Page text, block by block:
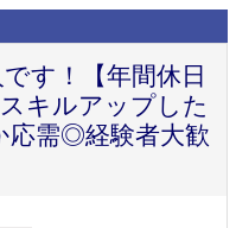
す！【年間休日
キルアップした
応需◎経験者大歓